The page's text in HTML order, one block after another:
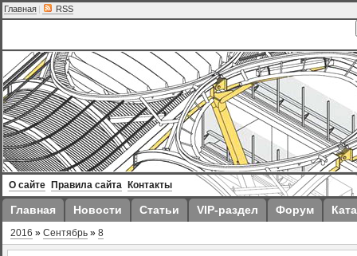
Главная | RSS
О сайте Правила сайта Контакты
Главная Новости Статьи VIP-раздел Форум
2016 » Сентябрь » 8